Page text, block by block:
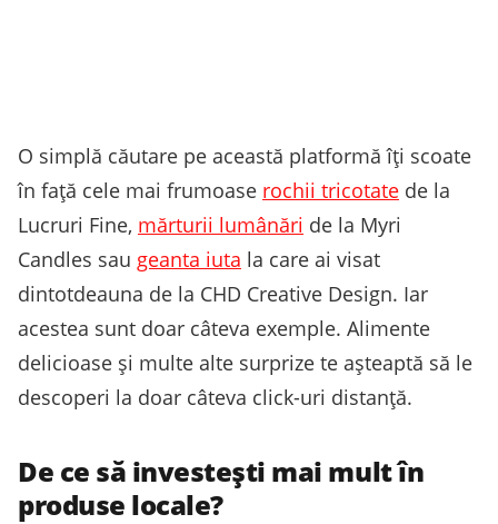
O simplă căutare pe această platformă îți scoate
în față cele mai frumoase rochii tricotate de la
Lucruri Fine, mărturii lumânări de la Myri
Candles sau geanta iuta la care ai visat
dintotdeauna de la CHD Creative Design. Iar
acestea sunt doar câteva exemple. Alimente
delicioase și multe alte surprize te așteaptă să le
descoperi la doar câteva click-uri distanță.
De ce să investești mai mult în
produse locale?